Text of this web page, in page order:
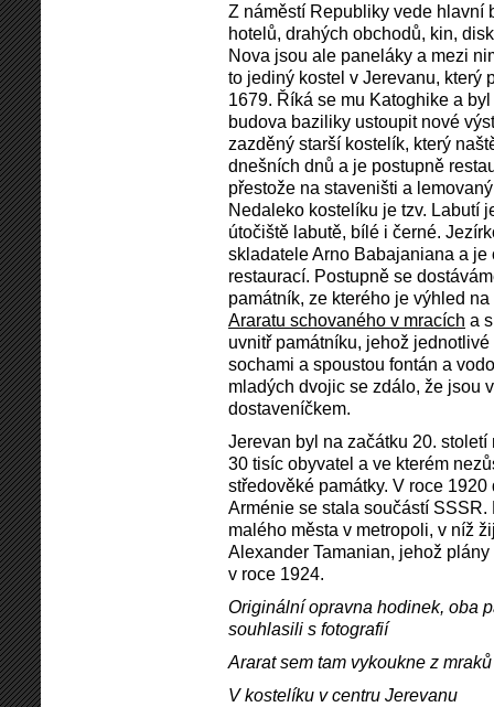
Z náměstí Republiky vede hlavní
hotelů, drahých obchodů, kin,
Nova jsou ale paneláky a mezi
to jediný kostel v Jerevanu, který
1679. Říká se mu Katoghike a
budova baziliky ustoupit nové
zazděný starší kostelík, který
dnešních dnů a je postupně
přestože na staveništi a
Nedaleko kostelíku je tzv. Labutí
útočiště labutě, bílé i černé.
skladatele Arno Babajaniana a
restaurací. Postupně se
památník, ze kterého je výhled
Araratu schovaného v mracích a
uvnitř památníku, jehož
sochami a spoustou fontán a
mladých dvojic se zdálo, že jsou
dostaveníčkem.
Jerevan byl na začátku 20.
30 tisíc obyvatel a ve kterém
středověké památky. V roce
Arménie se stala součástí
malého města v metropoli, v níž
Alexander Tamanian, jehož
v roce 1924.
Originální opravna hodinek, oba
souhlasili s fotografií
Ararat sem tam vykoukne z mraků
V kostelíku v centru Jerevanu